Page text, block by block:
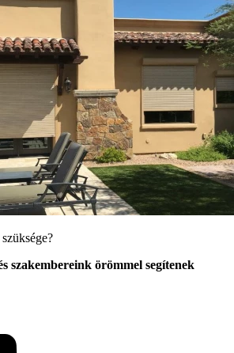
szakembereink örömmel segítenek